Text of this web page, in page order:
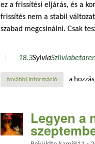
ez a frissítési eljárás, és a
frissítés nem a stabil
szabad megcsinálni. Csak
18.3SylviaSzilviabeta
további információnema
Legyen a